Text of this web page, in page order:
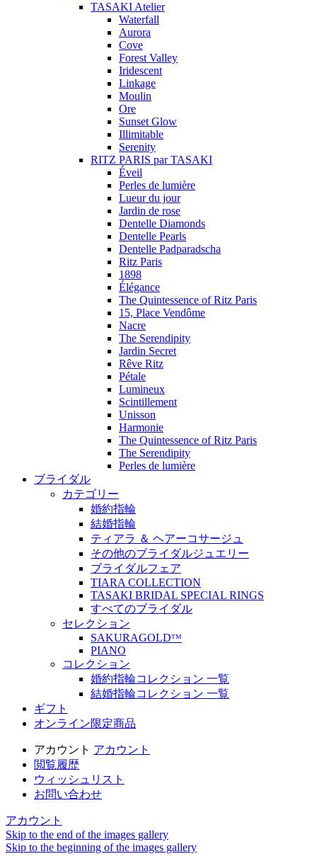
TASAKI Atelier
Waterfall
Aurora
Cove
Forest Valley
Iridescent
Linkage
Moulin
Ore
Sunset Glow
Illimitable
Serenity
RITZ PARIS par TASAKI
Éveil
Perles de lumière
Lueur du jour
Jardin de rose
Dentelle Diamonds
Dentelle Pearls
Dentelle Padparadscha
Ritz Paris
1898
Élégance
The Quintessence of Ritz Paris
15, Place Vendôme
Nacre
The Serendipity
Jardin Secret
Rêve Ritz
Pétale
Lumineux
Scintillement
Unisson
Harmonie
The Quintessence of Ritz Paris
The Serendipity
Perles de lumière
ブライダル
カテゴリー
婚約指輪
結婚指輪
ティアラ ＆ ヘアーコサージュ
その他のブライダルジュエリー
ブライダルフェア
TIARA COLLECTION
TASAKI BRIDAL SPECIAL RINGS
すべてのブライダル
セレクション
SAKURAGOLDᵀᴹ
PIANO
コレクション
婚約指輪コレクション 一覧
結婚指輪コレクション 一覧
ギフト
オンライン限定商品
アカウント アカウント
閲覧履歴
ウィッシュリスト
お問い合わせ
アカウント
Skip to the end of the images gallery
Skip to the beginning of the images gallery